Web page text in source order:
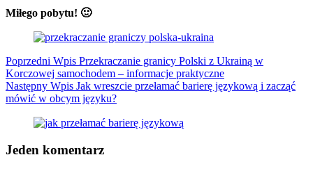
Miłego pobytu! 🙂
Poprzedni Wpis Przekraczanie granicy Polski z Ukrainą w
Korczowej samochodem – informacje praktyczne
Następny Wpis Jak wreszcie przełamać barierę językową i zacząć
mówić w obcym języku?
Jeden komentarz